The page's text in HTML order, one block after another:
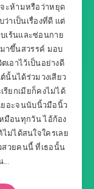
ะห้ามหรือว่าหยุด
าเป็นเรื่องที่ดี แต่
เร้นและซ่อนกาย
าขึ้นสวรรค์ มอบ
อาไว้เป็นอย่างดี
นั้นได้ร่วมวงเสียว
รียกเมียก็คงไม่ได้
ยอะจนนับนิ้วมือนิ้ว
มือนทุกวัน ไอ้ก้อง
ม่ได้สนใจใครเลย
สวยคนนี้ ที่เธอนั้น
…